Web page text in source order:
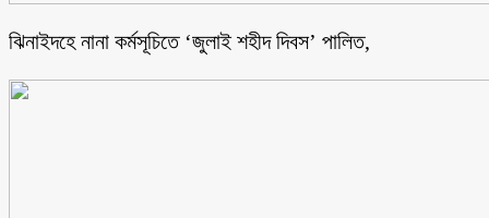
ঝিনাইদহে নানা কর্মসূচিতে ‘জুলাই শহীদ দিবস’ পালিত,